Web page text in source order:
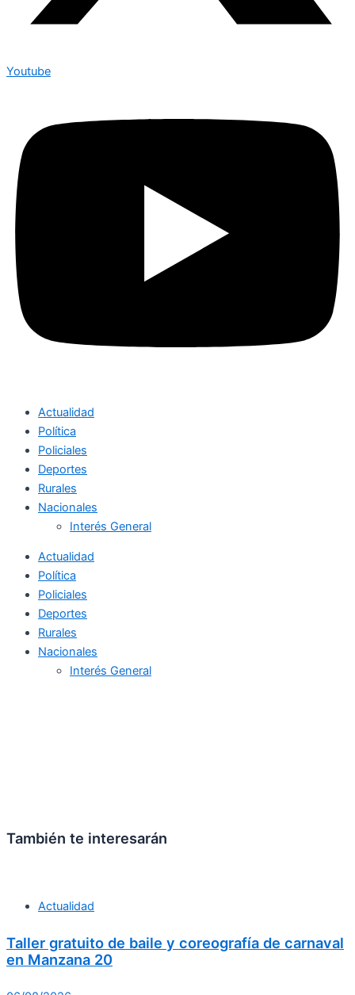
Youtube
Actualidad
Política
Policiales
Deportes
Rurales
Nacionales
Interés General
Actualidad
Política
Policiales
Deportes
Rurales
Nacionales
Interés General
También te interesarán
Actualidad
Taller gratuito de baile y coreografía de carnaval
en Manzana 20